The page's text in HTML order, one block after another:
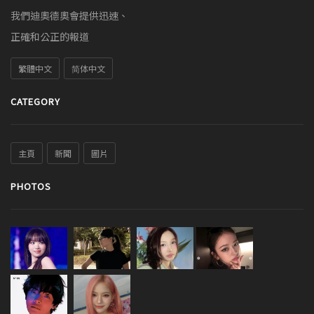
我們迪奧德奧會提供迅速、
正確和公正的報道
繁體中文 简体中文
CATEGORY
主頁 新聞 圖片
PHOTOS